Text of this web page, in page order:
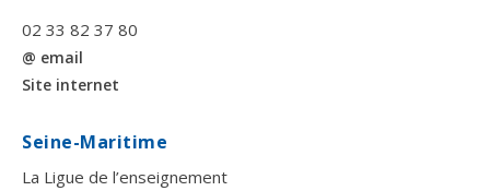
02 33 82 37 80
@ email
Site internet
Seine-Maritime
La Ligue de l’enseignement